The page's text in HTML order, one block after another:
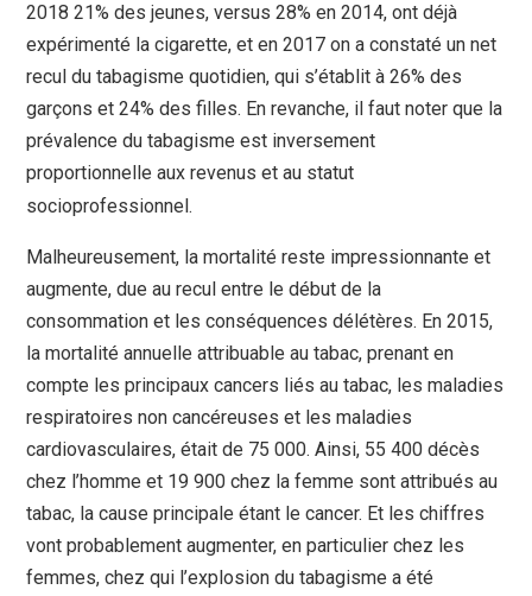
2018 21% des jeunes, versus 28% en 2014, ont déjà
expérimenté la cigarette, et en 2017 on a constaté un net
recul du tabagisme quotidien, qui s’établit à 26% des
garçons et 24% des filles. En revanche, il faut noter que la
prévalence du tabagisme est inversement
proportionnelle aux revenus et au statut
socioprofessionnel.
Malheureusement, la mortalité reste impressionnante et
augmente, due au recul entre le début de la
consommation et les conséquences délétères. En 2015,
la mortalité annuelle attribuable au tabac, prenant en
compte les principaux cancers liés au tabac, les maladies
respiratoires non cancéreuses et les maladies
cardiovasculaires, était de 75 000. Ainsi, 55 400 décès
chez l’homme et 19 900 chez la femme sont attribués au
tabac, la cause principale étant le cancer. Et les chiffres
vont probablement augmenter, en particulier chez les
femmes, chez qui l’explosion du tabagisme a été